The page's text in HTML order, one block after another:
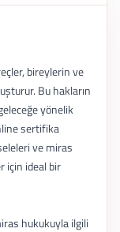
bireylerin ve
Bu hakların
yönelik
sertifika
ve miras
için ideal bir
hukukuyla ilgili